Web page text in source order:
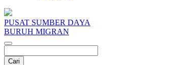
PUSAT SUMBER DAYA
BURUH MIGRAN